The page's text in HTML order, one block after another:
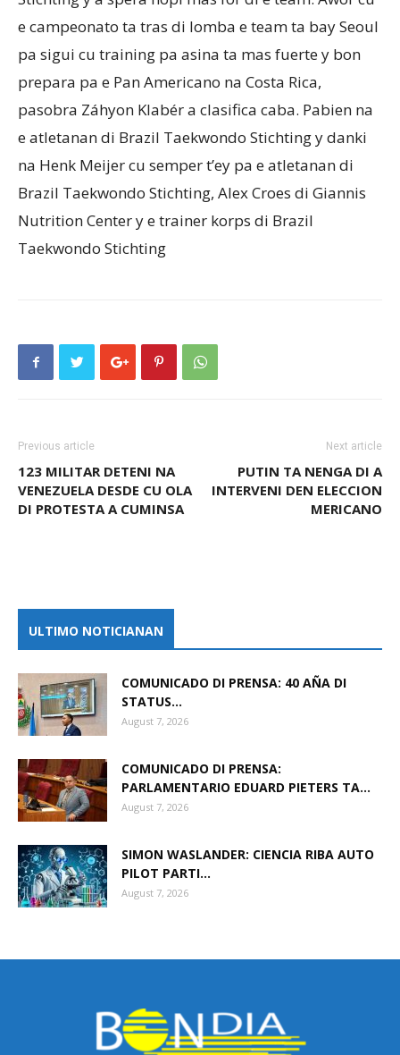
e campeonato ta tras di lomba e team ta bay Seoul
pa sigui cu training pa asina ta mas fuerte y bon
prepara pa e Pan Americano na Costa Rica,
pasobra Záhyon Klabér a clasifica caba. Pabien na
e atletanan di Brazil Taekwondo Stichting y danki
na Henk Meijer cu semper t’ey pa e atletanan di
Brazil Taekwondo Stichting, Alex Croes di Giannis
Nutrition Center y e trainer korps di Brazil
Taekwondo Stichting
Previous article
123 MILITAR DETENI NA
VENEZUELA DESDE CU OLA
DI PROTESTA A CUMINSA
Next article
PUTIN TA NENGA DI A
INTERVENI DEN ELECCION
MERICANO
ULTIMO NOTICIANAN
COMUNICADO DI PRENSA: 40 AÑA DI
STATUS...
August 7, 2026
COMUNICADO DI PRENSA:
PARLAMENTARIO EDUARD PIETERS TA...
August 7, 2026
SIMON WASLANDER: CIENCIA RIBA AUTO
PILOT PARTI...
August 7, 2026